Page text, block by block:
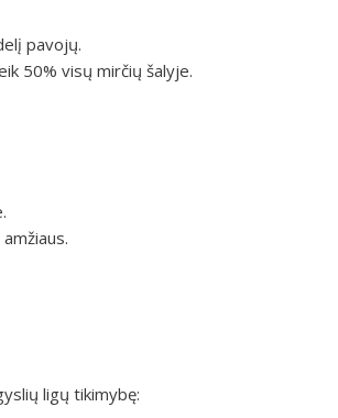
pavojų.
50% visų mirčių šalyje.
ligų tikimybę: